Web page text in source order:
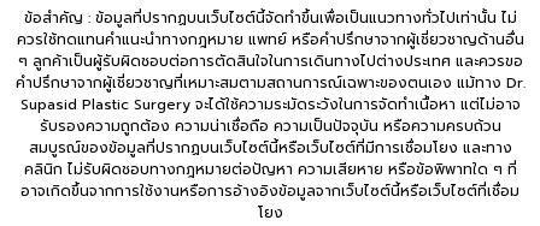
ข้อสำคัญ : ข้อมูลที่ปรากฏบนเว็บไซต์นี้จัดทำขึ้นเพื่อเป็นแนวทางทั่วไปเท่านั้น ไม่
ควรใช้ทดแทนคำแนะนำทางกฎหมาย แพทย์ หรือคำปรึกษาจากผู้เชี่ยวชาญด้านอื่น
ๆ ลูกค้าเป็นผู้รับผิดชอบต่อการตัดสินใจในการเดินทางไปต่างประเทศ และควรขอ
คำปรึกษาจากผู้เชี่ยวชาญที่เหมาะสมตามสถานการณ์เฉพาะของตนเอง แม้ทาง Dr.
Supasid Plastic Surgery จะได้ใช้ความระมัดระวังในการจัดทำเนื้อหา แต่ไม่อาจ
รับรองความถูกต้อง ความน่าเชื่อถือ ความเป็นปัจจุบัน หรือความครบถ้วน
สมบูรณ์ของข้อมูลที่ปรากฏบนเว็บไซต์นี้หรือเว็บไซต์ที่มีการเชื่อมโยง และทาง
คลินิก ไม่รับผิดชอบทางกฎหมายต่อปัญหา ความเสียหาย หรือข้อพิพาทใด ๆ ที่
อาจเกิดขึ้นจากการใช้งานหรือการอ้างอิงข้อมูลจากเว็บไซต์นี้หรือเว็บไซต์ที่เชื่อม
โยง